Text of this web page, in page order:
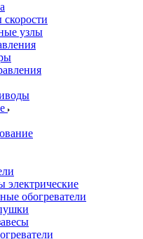
скорости
узлы
электрические
обогреватели